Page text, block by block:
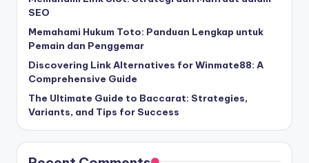
SEO
Memahami Hukum Toto: Panduan Lengkap untuk
Pemain dan Penggemar
Discovering Link Alternatives for Winmate88: A
Comprehensive Guide
The Ultimate Guide to Baccarat: Strategies,
Variants, and Tips for Success